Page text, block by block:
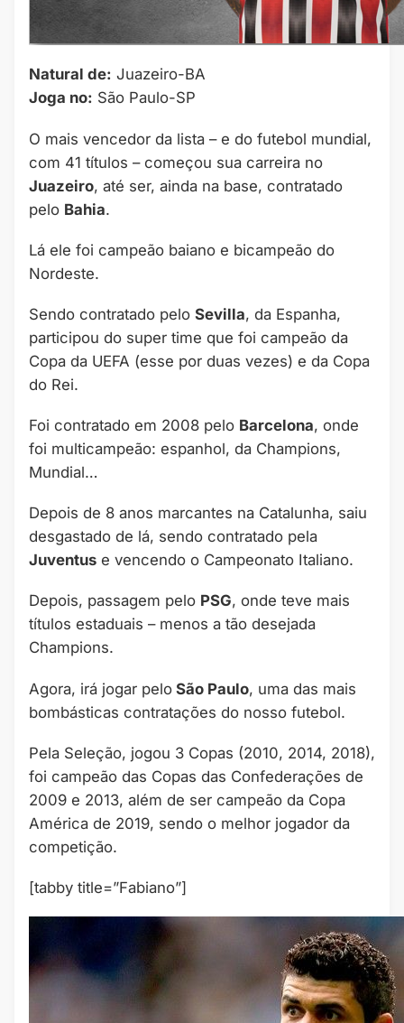
Natural de: Juazeiro-BA
Joga no: São Paulo-SP
O mais vencedor da lista – e do futebol mundial,
com 41 títulos – começou sua carreira no
Juazeiro, até ser, ainda na base, contratado
pelo Bahia.
Lá ele foi campeão baiano e bicampeão do
Nordeste.
Sendo contratado pelo Sevilla, da Espanha,
participou do super time que foi campeão da
Copa da UEFA (esse por duas vezes) e da Copa
do Rei.
Foi contratado em 2008 pelo Barcelona, onde
foi multicampeão: espanhol, da Champions,
Mundial…
Depois de 8 anos marcantes na Catalunha, saiu
desgastado de lá, sendo contratado pela
Juventus e vencendo o Campeonato Italiano.
Depois, passagem pelo PSG, onde teve mais
títulos estaduais – menos a tão desejada
Champions.
Agora, irá jogar pelo São Paulo, uma das mais
bombásticas contratações do nosso futebol.
Pela Seleção, jogou 3 Copas (2010, 2014, 2018),
foi campeão das Copas das Confederações de
2009 e 2013, além de ser campeão da Copa
América de 2019, sendo o melhor jogador da
competição.
[tabby title=”Fabiano”]